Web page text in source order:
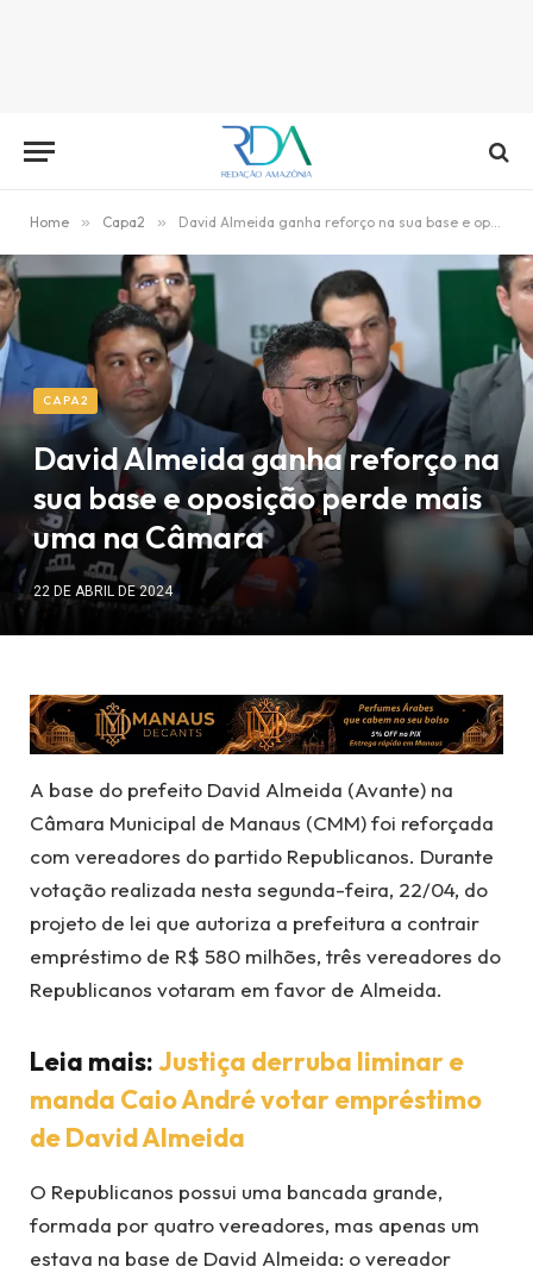
Home » Capa2 » David Almeida ganha reforço na sua base e oposição perde mais uma na Câmara
CAPA2
David Almeida ganha reforço na
sua base e oposição perde mais
uma na Câmara
22 DE ABRIL DE 2024
A base do prefeito David Almeida (Avante) na
Câmara Municipal de Manaus (CMM) foi reforçada
com vereadores do partido Republicanos. Durante
votação realizada nesta segunda-feira, 22/04, do
projeto de lei que autoriza a prefeitura a contrair
empréstimo de R$ 580 milhões, três vereadores do
Republicanos votaram em favor de Almeida.
Leia mais:Justiça derruba liminar e
manda Caio André votar empréstimo
de David Almeida
O Republicanos possui uma bancada grande,
formada por quatro vereadores, mas apenas um
estava na base de David Almeida: o vereador